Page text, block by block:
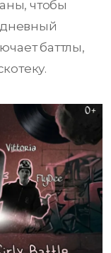
чтобы
баттлы,